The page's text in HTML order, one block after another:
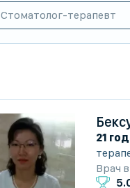
Стоматолог-терапевт
21
Врач